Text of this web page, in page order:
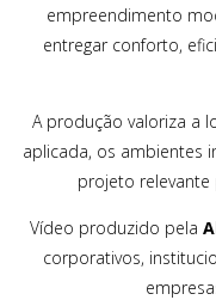
empreendimento
entregar conforto,
A produção valoriza a
aplicada, os ambientes
projeto relevante
Vídeo produzido pela
corporativos,